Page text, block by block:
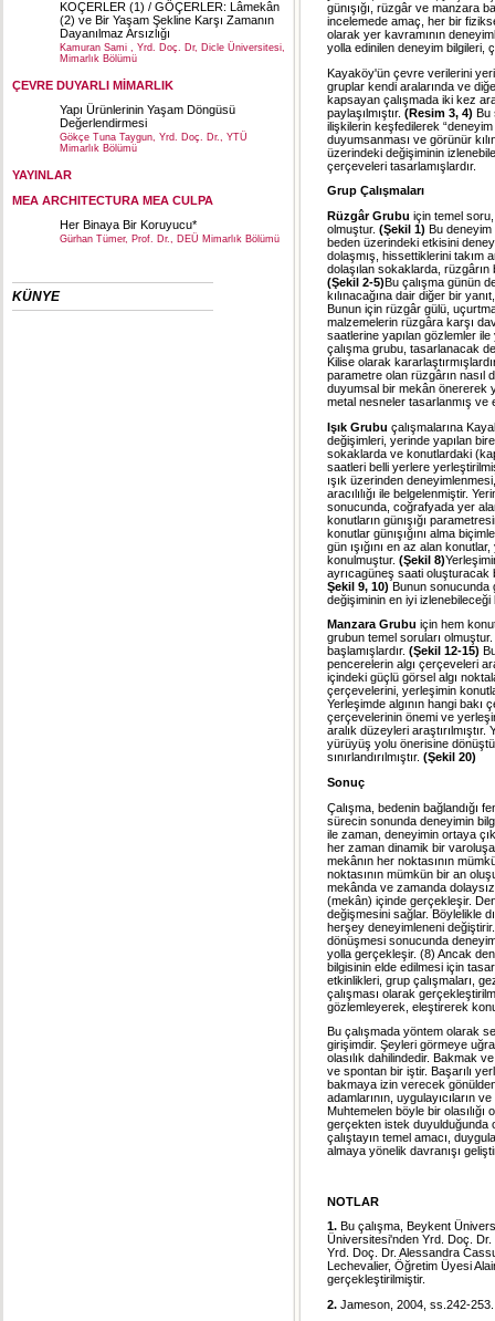
KOÇERLER (1) / GÖÇERLER: Lâmekân
(2) ve Bir Yaşam Şekline Karşı Zamanın
Dayanılmaz Arsızlığı
Kamuran Sami , Yrd. Doç. Dr, Dicle Üniversitesi,
Mimarlık Bölümü
ÇEVRE DUYARLI MİMARLIK
Yapı Ürünlerinin Yaşam Döngüsü
Değerlendirmesi
Gökçe Tuna Taygun, Yrd. Doç. Dr., YTÜ
Mimarlık Bölümü
YAYINLAR
MEA ARCHITECTURA MEA CULPA
Her Binaya Bir Koruyucu*
Gürhan Tümer, Prof. Dr., DEÜ Mimarlık Bölümü
KÜNYE
günışığı, rüzgâr ve manzara
incelemede amaç, her bir
olarak yer kavramının
yolla edinilen deneyim bilgileri,
Kayaköy'ün çevre verilerini
gruplar kendi aralarında ve
kapsayan çalışmada iki kez
paylaşılmıştır. (Resim 3, 4) Bu
ilişkilerin keşfedilerek
duyumsanması ve görünür
üzerindeki değişiminin
çerçeveleri tasarlamışlardır.
Grup Çalışmaları
Rüzgâr Grubu için temel
olmuştur. (Şekil 1) Bu
beden üzerindeki etkisini
dolaşmış, hissettiklerini takım
dolaşılan sokaklarda,
(Şekil 2-5)Bu çalışma günün
kılınacağına dair diğer bir
Bunun için rüzgâr gülü,
malzemelerin rüzgâra karşı
saatlerine yapılan gözlemler
çalışma grubu, tasarlanacak
Kilise olarak
parametre olan rüzgârın
duyumsal bir mekân önererek
metal nesneler tasarlanmış ve
Işık Grubu çalışmalarına
değişimleri, yerinde yapılan
sokaklarda ve konutlardaki
saatleri belli yerlere
ışık üzerinden
aracılılığı ile belgelenmiştir.
sonucunda, coğrafyada yer
konutların günışığı
konutlar günışığını alma
gün ışığını en az alan
konulmuştur. (Şekil 8)
ayrıcagüneş saati oluşturacak
Şekil 9, 10) Bunun sonucunda
değişiminin en iyi
Manzara Grubu için hem
grubun temel soruları
başlamışlardır. (Şekil 12-15)
pencerelerin algı çerçeveleri
içindeki güçlü görsel algı
çerçevelerini, yerleşimin
Yerleşimde algının hangi
çerçevelerinin önemi ve
aralık düzeyleri
yürüyüş yolu önerisine
sınırlandırılmıştır. (Şekil 20)
Sonuç
Çalışma, bedenin bağlandığı
sürecin sonunda deneyimin
ile zaman, deneyimin ortaya
her zaman dinamik bir
mekânın her noktasının
noktasının mümkün bir an
mekânda ve zamanda
(mekân) içinde gerçekleşir.
değişmesini sağlar. Böylelikle
herşey deneyimleneni
dönüşmesi sonucunda
yolla gerçekleşir. (8) Ancak
bilgisinin elde edilmesi için
etkinlikleri, grup çalışmaları,
çalışması olarak
gözlemleyerek, eleştirerek
Bu çalışmada yöntem olarak
girişimdir. Şeyleri görmeye
olasılık dahilindedir. Bakmak
ve spontan bir iştir. Başarılı
bakmaya izin verecek
adamlarının, uygulayıcıların
Muhtemelen böyle bir
gerçekten istek duyulduğunda
çalıştayın temel amacı,
almaya yönelik davranışı
NOTLAR
1. Bu çalışma, Beykent
Üniversitesi'nden Yrd. Doç. Dr.
Yrd. Doç. Dr. Alessandra
Lechevalier, Öğretim Üyesi
gerçekleştirilmiştir.
2. Jameson, 2004, ss.242-253.